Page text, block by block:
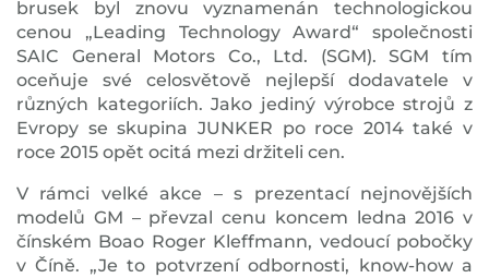
brusek byl znovu vyznamenán technologickou
cenou „Leading Technology Award“ společnosti
SAIC General Motors Co., Ltd. (SGM). SGM tím
oceňuje své celosvětově nejlepší dodavatele v
různých kategoriích. Jako jediný výrobce strojů z
Evropy se skupina JUNKER po roce 2014 také v
roce 2015 opět ocitá mezi držiteli cen.
V rámci velké akce – s prezentací nejnovějších
modelů GM – převzal cenu koncem ledna 2016 v
čínském Boao Roger Kleffmann, vedoucí pobočky
v Číně. „Je to potvrzení odbornosti, know-how a